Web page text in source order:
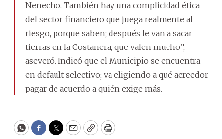
Nenecho. También hay una complicidad ética
del sector financiero que juega realmente al
riesgo, porque saben; después le van a sacar
tierras en la Costanera, que valen mucho”,
aseveró. Indicó que el Municipio se encuentra
en default selectivo; va eligiendo a qué acreedor
pagar de acuerdo a quién exige más.
WhatsApp
Facebook
Twitter
EmailCopyPrint